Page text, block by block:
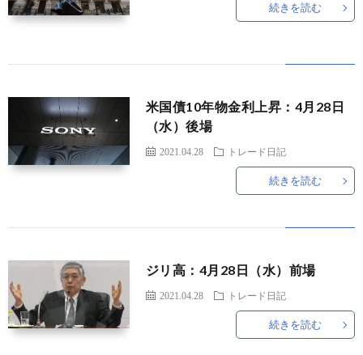
ス
ポ
ー
か
ら
健
事
続きを読む
米国債10年物金利上昇：4月28日
（水）後場
2021.04.28 トレード日記
続きを読む
ジリ高：4月28日（水）前場
2021.04.28 トレード日記
続きを読む